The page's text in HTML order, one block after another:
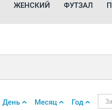
ЖЕНСКИЙ ФУТЗАЛ
Год
Месяц
День